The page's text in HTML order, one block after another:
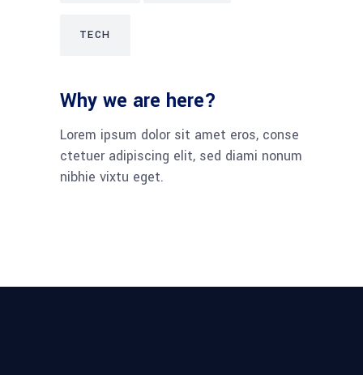
TECH
Why we are here?
Lorem ipsum dolor sit amet eros, conse
ctetuer adipiscing elit, sed diami nonum
nibhie vixtu eget.